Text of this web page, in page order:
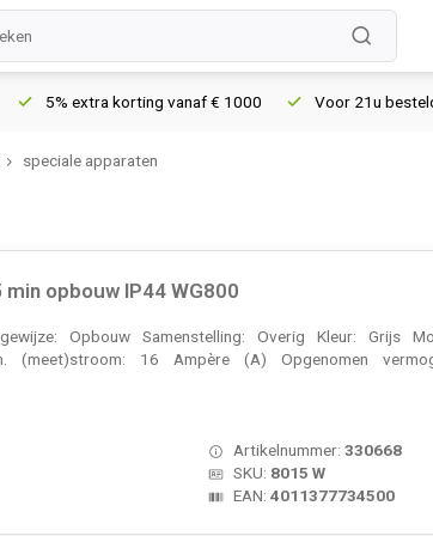
5% extra korting vanaf € 1000 Voor 21u besteld,
speciale apparaten
opbouw IP44 WG800
Opbouw Samenstelling: Overig Kleur: Grijs
(meet)stroom: 16 Ampère (A) Opgenomen
Artikelnummer:330668
SKU: 8015 W
EAN:4011377734500